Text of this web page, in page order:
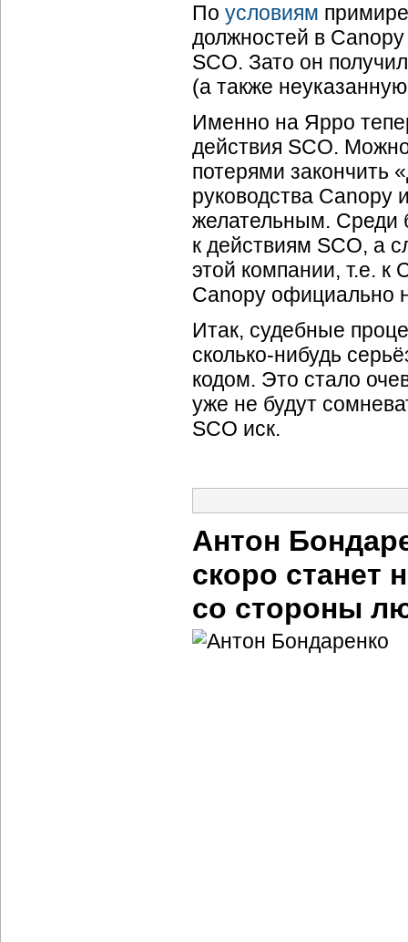
По условиям
должностей в
SCO. Зато он
(а также
Именно на Ярро
действия SCO.
потерями закончить
руководства Canopy
желательным. Среди
к действиям SCO, а
этой компании, т.е. к
Canopy официально
Итак, судебные
сколько-нибудь
кодом. Это стало
уже не будут
SCO иск.
Антон
скоро станет
со стороны